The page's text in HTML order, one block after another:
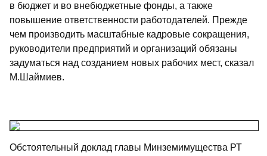
в бюджет и во внебюджетные фонды, а также
повышение ответственности работодателей. Прежде
чем производить масштабные кадровые сокращения,
руководители предприятий и организаций обязаны
задуматься над созданием новых рабочих мест, сказал
М.Шаймиев.
Обстоятельный доклад главы Минземимущества РТ